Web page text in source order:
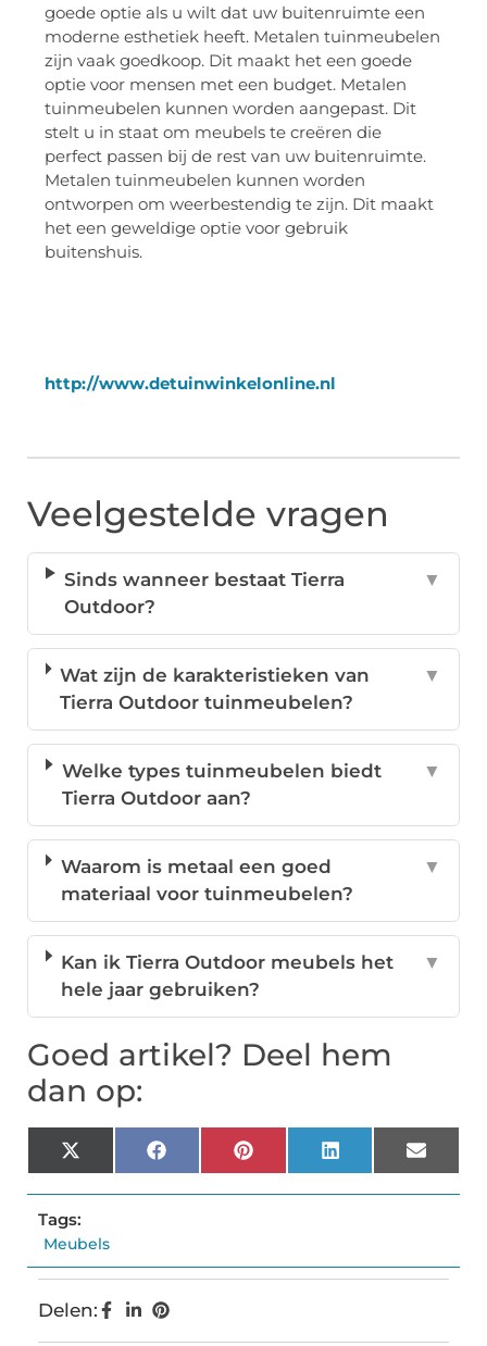
goede optie als u wilt dat uw buitenruimte een
moderne esthetiek heeft. Metalen tuinmeubelen
zijn vaak goedkoop. Dit maakt het een goede
optie voor mensen met een budget. Metalen
tuinmeubelen kunnen worden aangepast. Dit
stelt u in staat om meubels te creëren die
perfect passen bij de rest van uw buitenruimte.
Metalen tuinmeubelen kunnen worden
ontworpen om weerbestendig te zijn. Dit maakt
het een geweldige optie voor gebruik
buitenshuis.
http://www.detuinwinkelonline.nl
Veelgestelde vragen
Sinds wanneer bestaat Tierra
Outdoor?
▼
Wat zijn de karakteristieken van
Tierra Outdoor tuinmeubelen?
▼
Welke types tuinmeubelen biedt
Tierra Outdoor aan?
▼
Waarom is metaal een goed
materiaal voor tuinmeubelen?
▼
Kan ik Tierra Outdoor meubels het
hele jaar gebruiken?
▼
Goed artikel? Deel hem
dan op:
X
(Twitter)
FacebookPinterestLinkedInEmail
Tags:
Meubels
Delen: